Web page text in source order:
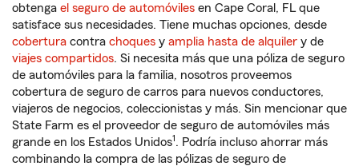
obtenga el seguro de automóviles en Cape Coral, FL que
satisface sus necesidades. Tiene muchas opciones, desde
cobertura contra choques y amplia hasta de alquiler y de
viajes compartidos. Si necesita más que una póliza de seguro
de automóviles para la familia, nosotros proveemos
cobertura de seguro de carros para nuevos conductores,
viajeros de negocios, coleccionistas y más. Sin mencionar que
State Farm es el proveedor de seguro de automóviles más
grande en los Estados Unidos1. Podría incluso ahorrar más
combinando la compra de las pólizas de seguro de